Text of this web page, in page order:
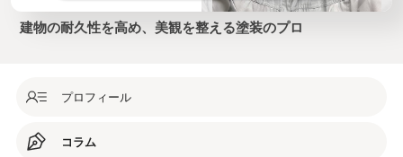
建物の耐久性を高め、美観を整える塗装のプロ
プロフィール
コラム